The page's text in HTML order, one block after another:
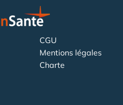
CGU
Mentions légales
Charte